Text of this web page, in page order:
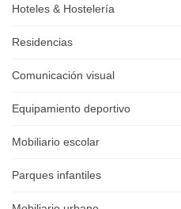
Hoteles & Hostelería
Residencias
Comunicación visual
Equipamiento deportivo
Mobiliario escolar
Parques infantiles